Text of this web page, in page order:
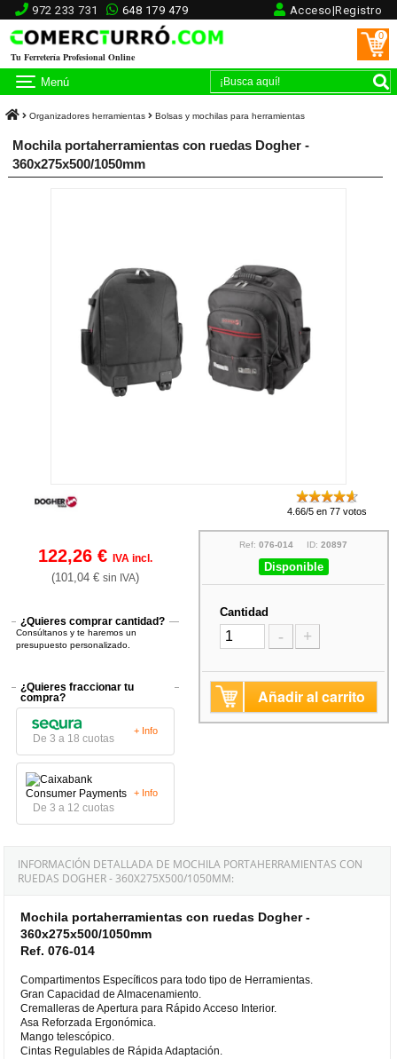
972 233 731 648 179 479 Acceso|Registro
Tu Ferretería Profesional Online
0
Menú
Organizadores herramientas Bolsas y mochilas para herramientas
Mochila portaherramientas con ruedas Dogher -
360x275x500/1050mm
4.66/5 en 77 votos
122,26 €IVA incl.
(101,04 €sin IVA)
¿Quieres comprar cantidad?
Consúltanos y te haremos un
presupuesto personalizado.
¿Quieres fraccionar tu
compra?
De 3 a 18 cuotas
+ Info
De 3 a 12 cuotas
+ Info
Ref:076-014 ID:20897
Disponible
Cantidad
- +
Añadir al carrito
INFORMACIÓN DETALLADA DE MOCHILA PORTAHERRAMIENTAS CON
RUEDAS DOGHER - 360X275X500/1050MM:
Mochila portaherramientas con ruedas Dogher -
360x275x500/1050mm
Ref. 076-014
Compartimentos Específicos para todo tipo de Herramientas.
Gran Capacidad de Almacenamiento.
Cremalleras de Apertura para Rápido Acceso Interior.
Asa Reforzada Ergonómica.
Mango telescópico.
Cintas Regulables de Rápida Adaptación.